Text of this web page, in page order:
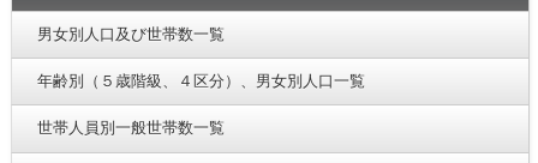
男女別人口及び世帯数一覧
年齢別（５歳階級、４区分）、男女別人口一覧
世帯人員別一般世帯数一覧